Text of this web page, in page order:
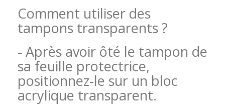
Comment utiliser des
tampons transparents ?
- Après avoir ôté le tampon de
sa feuille protectrice,
positionnez-le sur un bloc
acrylique transparent.